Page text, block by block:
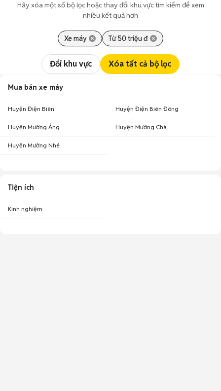
Hãy xóa một số bộ lọc hoặc thay đổi khu vực tìm kiếm để xem
nhiều kết quả hơn
Xe máy Từ 50 triệu đ
Đổi khu vực Xóa tất cả bộ lọc
Mua bán xe máy
Huyện Điện Biên Huyện Điện Biên Đông
Huyện Mường Ảng Huyện Mường Chà
Huyện Mường Nhé
Tiện ích
Kinh nghiệm